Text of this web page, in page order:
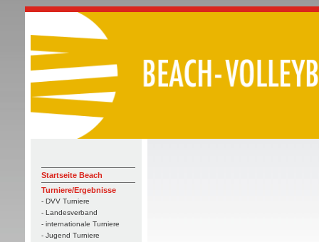
Startseite Beach
Turniere/Ergebnisse
- DVV Turniere
- Landesverband
- internationale Turniere
- Jugend Turniere